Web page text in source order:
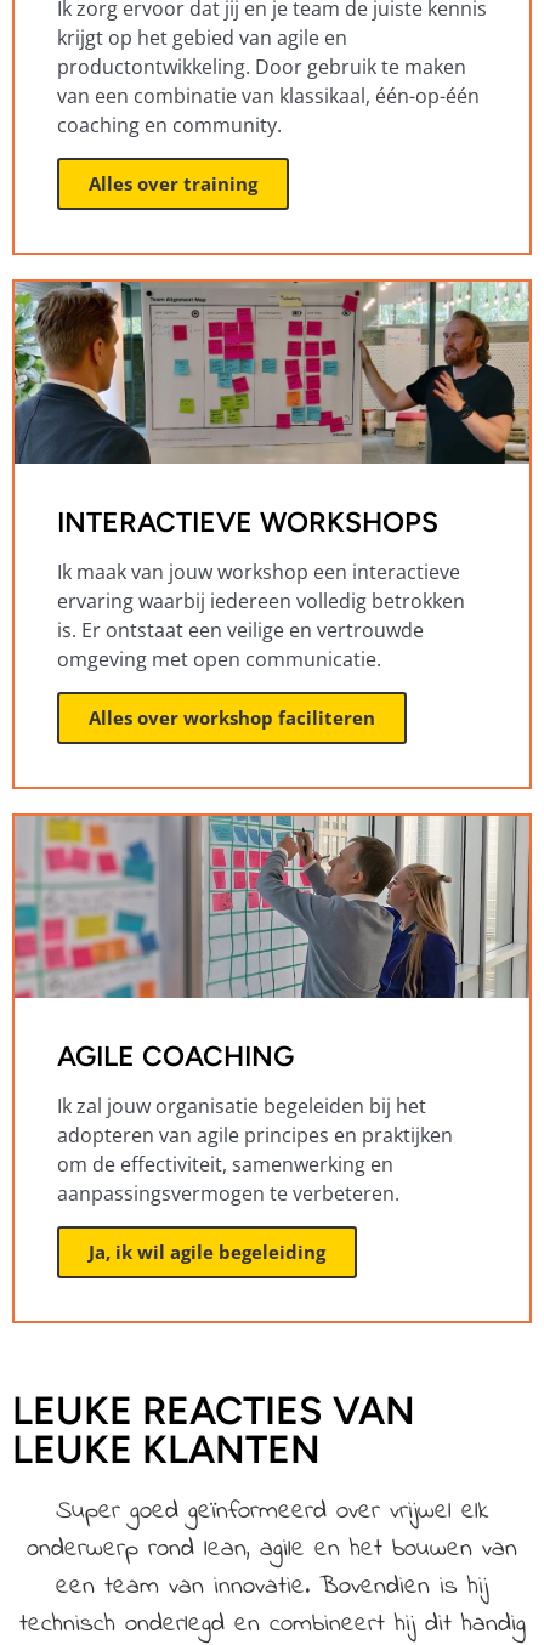
Ik zorg ervoor dat jij en je team de juiste kennis
krijgt op het gebied van agile en
productontwikkeling. Door gebruik te maken
van een combinatie van klassikaal, één-op-één
coaching en community.
Alles over training
INTERACTIEVE WORKSHOPS
Ik maak van jouw workshop een interactieve
ervaring waarbij iedereen volledig betrokken
is. Er ontstaat een veilige en vertrouwde
omgeving met open communicatie.
Alles over workshop faciliteren
AGILE COACHING
Ik zal jouw organisatie begeleiden bij het
adopteren van agile principes en praktijken
om de effectiviteit, samenwerking en
aanpassingsvermogen te verbeteren.
Ja, ik wil agile begeleiding
LEUKE REACTIES VAN
LEUKE KLANTEN
Super goed geïnformeerd over vrijwel elk
onderwerp rond lean, agile en het bouwen van
een team van innovatie. Bovendien is hij
technisch onderlegd en combineert hij dit handig